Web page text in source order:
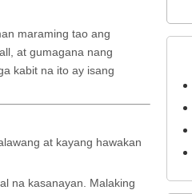
maraming tao ang
at gumagana nang
kabit na ito ay isang
at kayang hawakan
na kasanayan. Malaking